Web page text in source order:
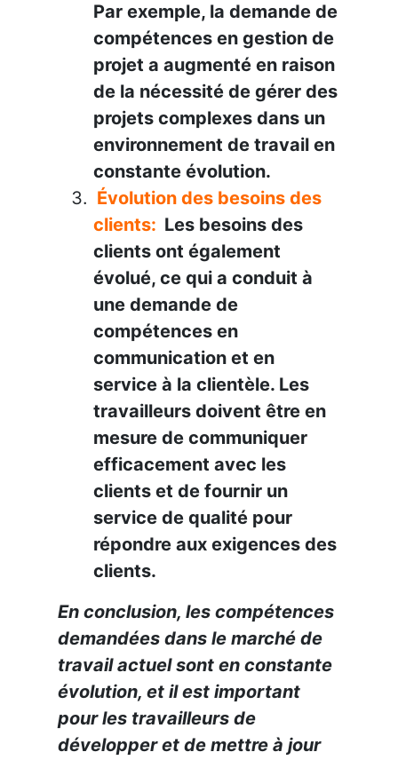
Par exemple, la demande de
compétences en gestion de
projet a augmenté en raison
de la nécessité de gérer des
projets complexes dans un
environnement de travail en
constante évolution.
Évolution des besoins des
clients: Les besoins des
clients ont également
évolué, ce qui a conduit à
une demande de
compétences en
communication et en
service à la clientèle. Les
travailleurs doivent être en
mesure de communiquer
efficacement avec les
clients et de fournir un
service de qualité pour
répondre aux exigences des
clients.
En conclusion, les compétences
demandées dans le marché de
travail actuel sont en constante
évolution, et il est important
pour les travailleurs de
développer et de mettre à jour